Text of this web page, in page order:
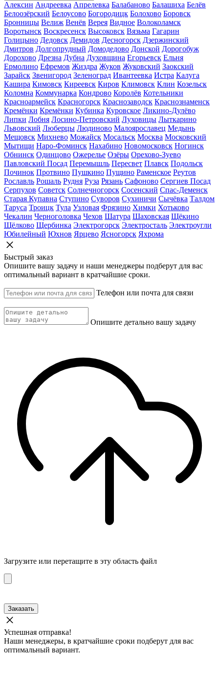
Алексин Андреевка Апрелевка Балабаново Балашиха Белёв
Белоозёрский Белоусово Богородицк Болохово Боровск
Бронницы Велиж Венёв Верея Видное Волоколамск
Воротынск Воскресенск Высоковск Вязьма Гагарин
Голицыно Дедовск Демидов Десногорск Дзержинский
Дмитров Долгопрудный Домодедово Донской Дорогобуж
Дорохово Дрезна Дубна Духовщина Егорьевск Ельня
Ермолино Ефремов Жиздра Жуков Жуковский Заокский
Зарайск Звенигород Зеленоград Ивантеевка Истра Калуга
Кашира Кимовск Киреевск Киров Климовск Клин Козельск
Коломна Коммунарка Кондрово Королёв Котельники
Красноармейск Красногорск Краснозаводск Краснознаменск
Кремёнки Кремёнки Кубинка Куровское Ликино-Дулёво
Липки Лобня Лосино-Петровский Луховицы Лыткарино
Львовский Люберцы Людиново Малоярославец Медынь
Мещовск Михнево Можайск Мосальск Москва Московский
Мытищи Наро-Фоминск Нахабино Новомосковск Ногинск
Обнинск Одинцово Ожерелье Озёры Орехово-Зуево
Павловский Посад Перемышль Пересвет Плавск Подольск
Починок Протвино Пушкино Пущино Раменское Реутов
Рославль Рошаль Рудня Руза Рязань Сафоново Сергиев Посад
Серпухов Советск Солнечногорск Сосенский Спас-Деменск
Старая Купавна Ступино Суворов Сухиничи Сычёвка Талдом
Таруса Троицк Тула Узловая Фрязино Химки Хотьково
Чекалин Черноголовка Чехов Шатура Шаховская Щёкино
Щёлково Щербинка Электрогорск Электросталь Электроугли
Юбилейный Юхнов Ярцево Ясногорск Яхрома
Быстрый заказ
Опишите вашу задачу и наши менеджеры подберут для вас
оптимальный вариант в кратчайшие сроки.
Телефон или почта для связи
Опишите детально вашу задачу
Загрузите или перетащите в эту область файл
Заказать
Успешная отправка!
Наши менеджеры, в кратчайшие сроки подберут для вас
оптимальный вариант.